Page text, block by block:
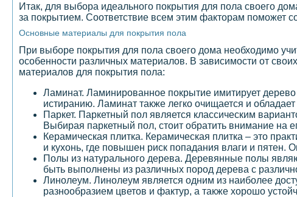
Итак, для выбора идеального покрытия для пола своего
за покрытием. Соответствие всем этим факторам поможет
Основные материалы для покрытия пола
При выборе покрытия для пола своего дома необходимо
особенности различных материалов. В зависимости от
материалов для покрытия пола:
Ламинат. Ламинированное покрытие имитирует
истиранию. Ламинат также легко очищается и обладает
Паркет. Паркетный пол является классическим
Выбирая паркетный пол, стоит обратить внимание на
Керамическая плитка. Керамическая плитка – это
и кухонь, где повышен риск попадания влаги и
Полы из натурального дерева. Деревянные полы
быть выполнены из различных пород дерева с
Линолеум. Линолеум является одним из наиболее
разнообразием цветов и фактур, а также хорошо